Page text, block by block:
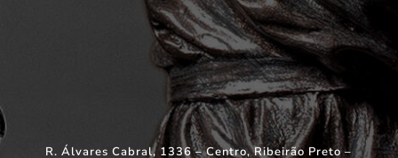
R. Álvares Cabral, 1336 – Centro, Ribeirão Preto –